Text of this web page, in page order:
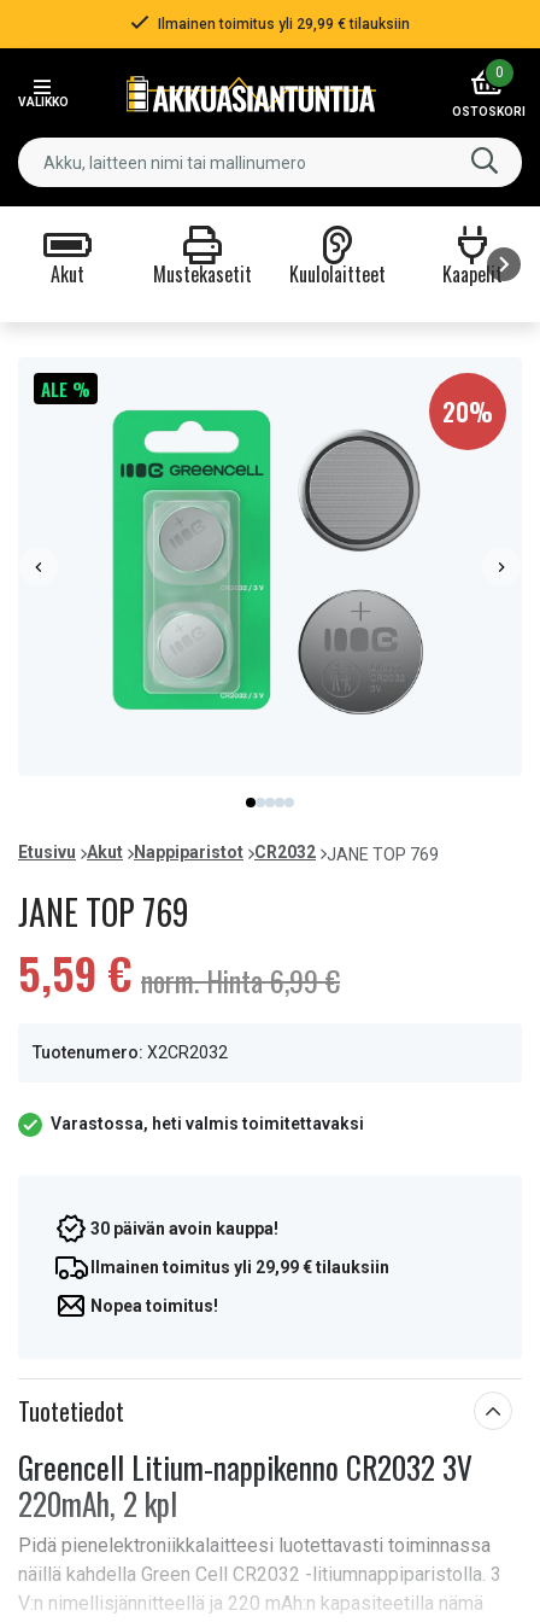
Ilmainen toimitus yli 29,99 € tilauksiin
VALIKKO
0
OSTOSKORI
Akut Mustekasetit Kuulolaitteet Kaapelit
item
0
item
1
item
2
item
3
item
4
of
20%
ALE %
Etusivu Akut Nappiparistot CR2032 JANE TOP 769
JANE TOP 769
5,59 € norm. Hinta 6,99 €
Tuotenumero: X2CR2032
Varastossa, heti valmis toimitettavaksi
30 päivän avoin kauppa!
Ilmainen toimitus yli 29,99 € tilauksiin
Nopea toimitus!
Tuotetiedot
Greencell Litium-nappikenno CR2032 3V
220mAh, 2 kpl
Pidä pienelektroniikkalaitteesi luotettavasti toiminnassa
näillä kahdella Green Cell CR2032 -litiumnappiparistolla. 3
V:n nimellisjännitteellä ja 220 mAh:n kapasiteetilla nämä